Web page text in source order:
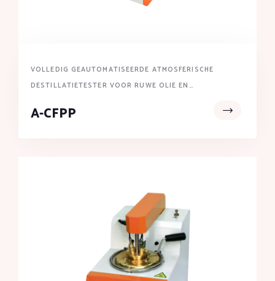
VOLLEDIG GEAUTOMATISEERDE ATMOSFERISCHE
DESTILLATIETESTER VOOR RUWE OLIE EN
A-CFPP